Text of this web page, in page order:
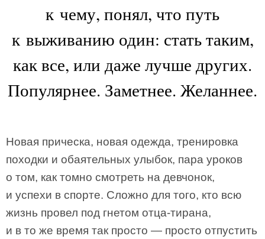
к чему, понял, что путь
к выживанию один: стать таким,
как все, или даже лучше других.
Популярнее. Заметнее. Желаннее.
Новая прическа, новая одежда, тренировка
походки и обаятельных улыбок, пара уроков
о том, как томно смотреть на девчонок,
и успехи в спорте. Сложно для того, кто всю
жизнь провел под гнетом отца-тирана,
и в то же время так просто — просто отпустить